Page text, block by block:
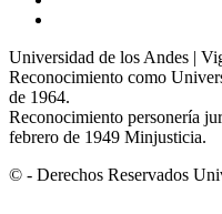
Universidad de los Andes |
Reconocimiento como
de 1964.
Reconocimiento personería
febrero de 1949 Minjusticia.
© - Derechos Reservados